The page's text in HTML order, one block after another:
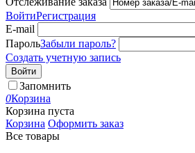
ВойтиРегистрация
E-mail
ПарольЗабыли пароль?
Создать учетную запись
Войти
Запомнить
0Корзина
Корзина пуста
Корзина Оформить заказ
Все товары